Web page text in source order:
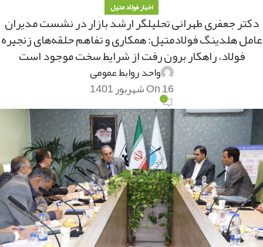
اخبار فولاد متیل
دکتر جعفری طهرانی تحلیلگر ارشد بازار در نشست مدیران
عامل هلدینگ فولادمتیل: همکاری و تفاهم حلقه‌های زنجیره
فولاد، راهکار برون رفت از شرایط سخت موجود است
واحد روابط عمومی
On 16 شهریور 1401
۰